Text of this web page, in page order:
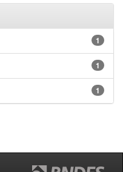
1
1
1